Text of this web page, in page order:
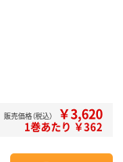
販売価格（税込） ￥3,620
1巻あたり ￥362